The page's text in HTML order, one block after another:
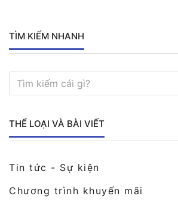
TÌM KIẾM NHANH
THỂ LOẠI VÀ BÀI VIẾT
Tin tức - Sự kiện
Chương trình khuyến mãi